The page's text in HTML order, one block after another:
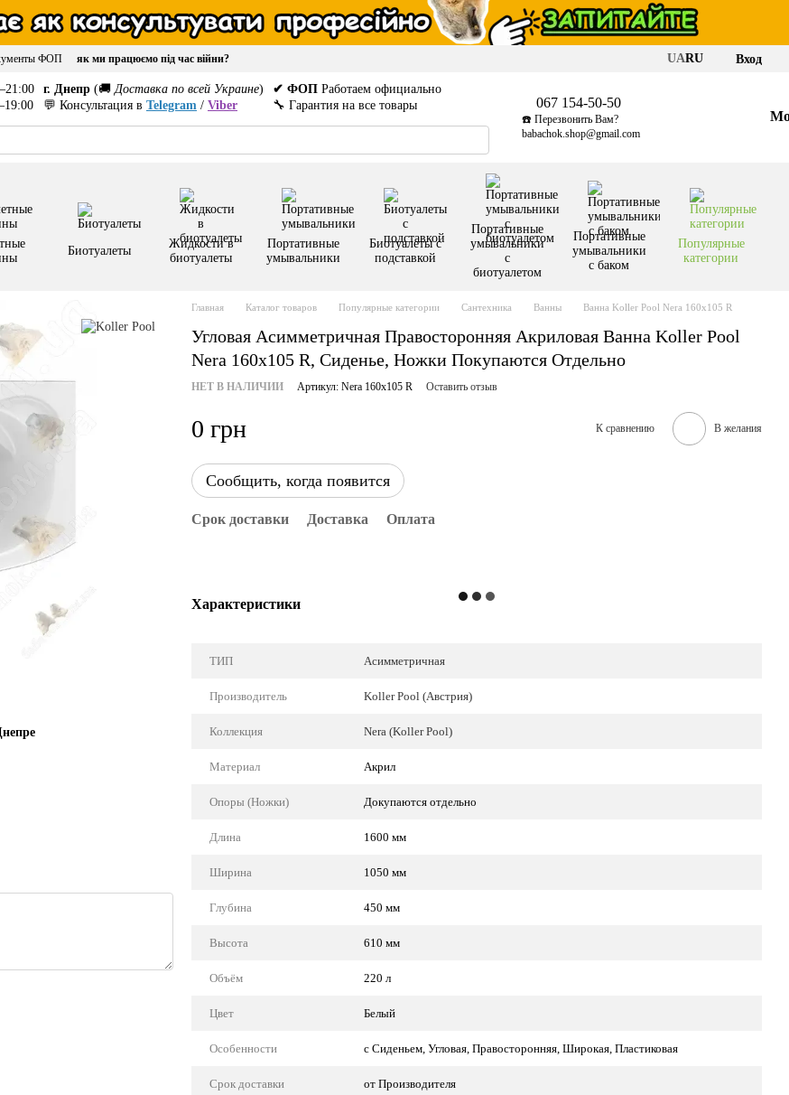
ФОП як ми працюємо під час війни? UARU Вход
г. Днепр (🚚 Доставка по всей Украине)
💬 Консультация в Telegram / Viber
✔ ФОП Работаем официально
🔧 Гарантия на все товары
067 154-50-50
☎️ Перезвонить Вам?
babachok.shop@gmail.com
Биотуалеты
Жидкости в
биотуалеты
Портативные
умывальники
Биотуалеты с
подставкой
Портативные
умывальники
с
биотуалетом
Портативные
умывальники
с баком
Популярные
категории
Главная Каталог товаров Популярные категории Сантехника Ванны Ванна Koller Pool Nera 160x105 R
Угловая Асимметричная Правосторонняя Акриловая Ванна Koller Pool
Nera 160x105 R, Сиденье, Ножки Покупаются Отдельно
НЕТ В НАЛИЧИИ Артикул: Nera 160x105 R Оставить отзыв
0 грн К сравнению В желания
Сообщить, когда появится
Срок доставки Доставка Оплата
Характеристики
ТИП Асимметричная
Производитель Koller Pool (Австрия)
Коллекция Nera (Koller Pool)
Материал Акрил
Опоры (Ножки) Докупаются отдельно
Длина 1600 мм
Ширина 1050 мм
Глубина 450 мм
Высота 610 мм
Объём 220 л
Цвет Белый
Особенности с Сиденьем, Угловая, Правосторонняя, Широкая, Пластиковая
Срок доставки от Производителя